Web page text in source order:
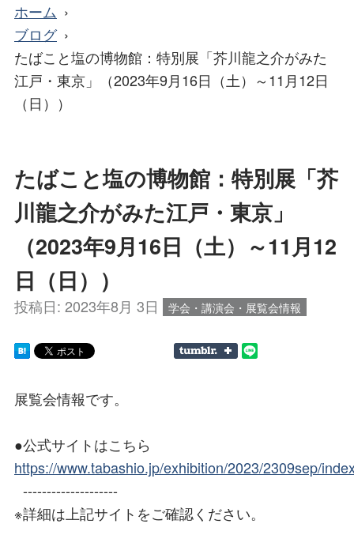
ホーム
ブログ
たばこと塩の博物館：特別展「芥川龍之介がみた
江戸・東京」（2023年9月16日（土）～11月12日
（日））
たばこと塩の博物館：特別展「芥
川龍之介がみた江戸・東京」
（2023年9月16日（土）～11月12
日（日））
投稿日: 2023年8月 3日 学会・講演会・展覧会情報
展覧会情報です。
●公式サイトはこちら
https://www.tabashio.jp/exhibition/2023/2309sep/
--------------------
※詳細は上記サイトをご確認ください。